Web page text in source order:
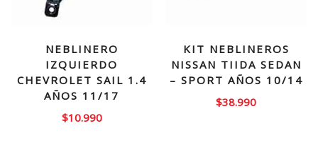
NEBLINERO
IZQUIERDO
CHEVROLET SAIL 1.4
AÑOS 11/17
$10.990
KIT NEBLINEROS
NISSAN TIIDA SEDAN
– SPORT AÑOS 10/14
$38.990